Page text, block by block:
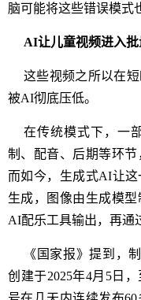
脑可能将这些错误模式
AI让儿童视频进入
这些视频之所以在
被AI彻底压低。
在传统模式下，一
制、配音、后期等环节
而如今，生成式AI让
生成，图像由生成模
AI配乐工具输出，再通
《国家报》提到，
创建于2025年4月5日